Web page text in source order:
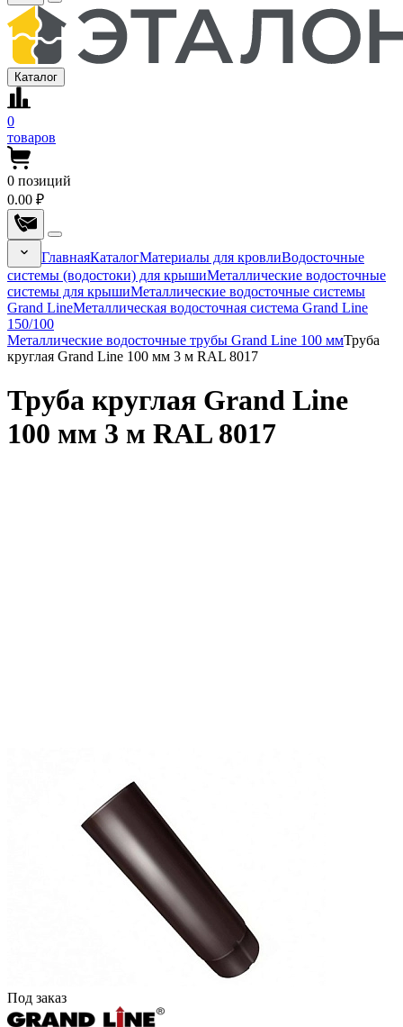
Каталог
0
товаров
0 позиций
0.00 ₽
ГлавнаяКаталогМатериалы для кровлиВодосточные
системы (водостоки) для крышиМеталлические водосточные
системы для крышиМеталлические водосточные системы
Grand LineМеталлическая водосточная система Grand Line
150/100
Металлические водосточные трубы Grand Line 100 ммТруба
круглая Grand Line 100 мм 3 м RAL 8017
Труба круглая Grand Line
100 мм 3 м RAL 8017
Под заказ